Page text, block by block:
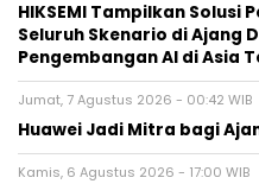
HIKSEMI Tampilkan Solusi
Seluruh Skenario di Ajang
Pengembangan AI di Asia
Jumat, 7 Agustus 2026 - 00:42 WIB
Huawei Jadi Mitra bagi
Kamis, 6 Agustus 2026 - 17:00 WIB